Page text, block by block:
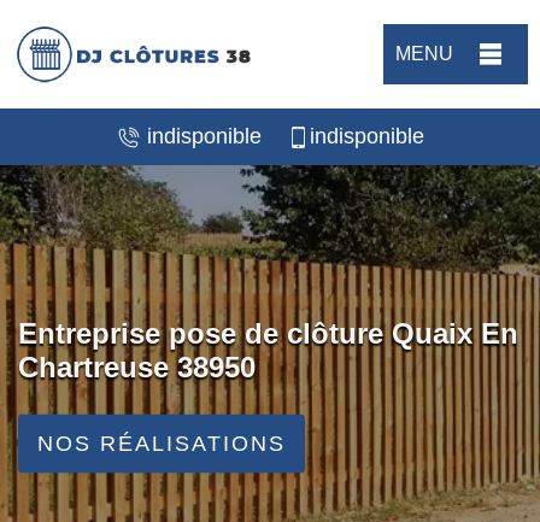
MENU
indisponible indisponible
Entreprise pose de clôture Quaix En
Chartreuse 38950
NOS RÉALISATIONS